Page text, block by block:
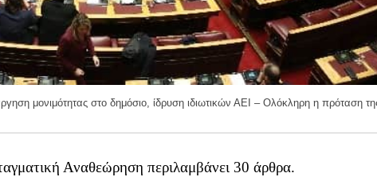
μονιμότητας στο δημόσιο, ίδρυση ιδιωτικών ΑΕΙ – Ολόκληρη η πρόταση
Αναθεώρηση περιλαμβάνει 30 άρθρα.